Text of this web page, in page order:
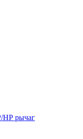
НР рычаг